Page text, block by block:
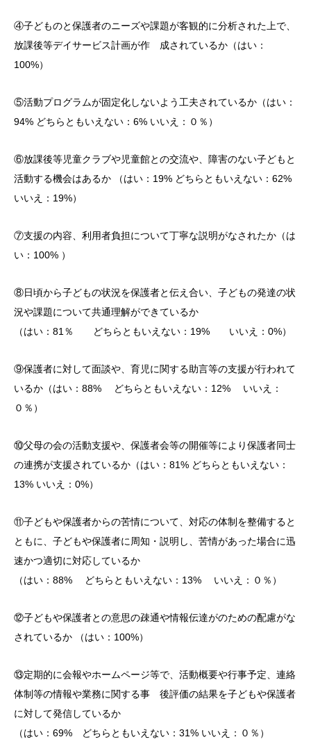
④子どものと保護者のニーズや課題が客観的に分析された上で、
放課後等デイサービス計画が作 成されているか（はい：
100%）
⑤活動プログラムが固定化しないよう工夫されているか（はい：
94% どちらともいえない：6% いいえ：０％）
⑥放課後等児童クラブや児童館との交流や、障害のない子どもと
活動する機会はあるか （はい：19% どちらともいえない：62%
いいえ：19%）
⑦支援の内容、利用者負担について丁寧な説明がなされたか（は
い：100% ）
⑧日頃から子どもの状況を保護者と伝え合い、子どもの発達の状
況や課題について共通理解ができているか
（はい：81％ どちらともいえない：19% いいえ：0%）
⑨保護者に対して面談や、育児に関する助言等の支援が行われて
いるか（はい：88% どちらともいえない：12% いいえ：
０％）
⑩父母の会の活動支援や、保護者会等の開催等により保護者同士
の連携が支援されているか（はい：81% どちらともいえない：
13% いいえ：0%）
⑪子どもや保護者からの苦情について、対応の体制を整備すると
ともに、子どもや保護者に周知・説明し、苦情があった場合に迅
速かつ適切に対応しているか
（はい：88% どちらともいえない：13% いいえ：０％）
⑫子どもや保護者との意思の疎通や情報伝達がのための配慮がな
されているか （はい：100%）
⑬定期的に会報やホームページ等で、活動概要や行事予定、連絡
体制等の情報や業務に関する事 後評価の結果を子どもや保護者
に対して発信しているか
（はい：69% どちらともいえない：31% いいえ：０％）